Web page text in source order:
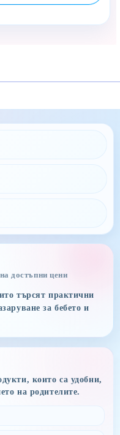
достъпни цени
търсят практични
за бебето и
които са удобни,
на родителите.